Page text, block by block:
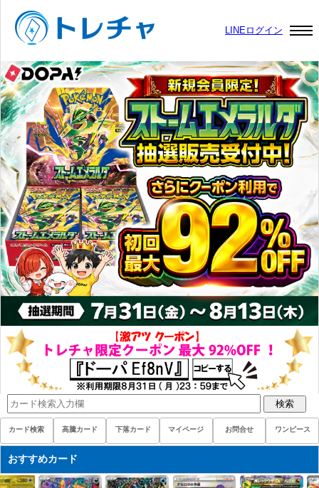
LINEログイン
検索
カード検索 高騰カード 下落カード マイページ お問合せ ワンピース
おすすめカード